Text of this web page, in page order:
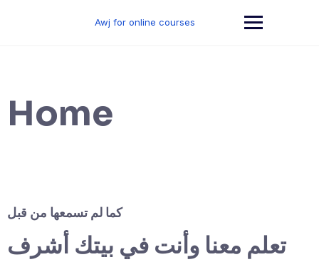
Awj for online courses
Home
كما لم تسمعها من قبل
تعلم معنا وأنت في بيتك أشرف